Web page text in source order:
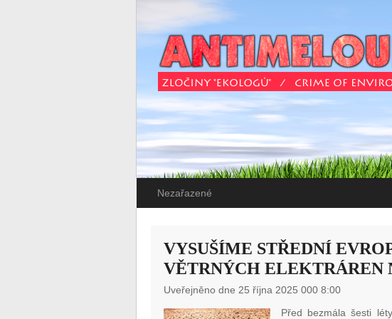
Nezařazené
VYSUŠÍME STŘEDNÍ
VĚTRNÝCH ELEKTRÁREN
Uveřejněno dne 25 října 2025 000 8:00
Před bezmála šesti